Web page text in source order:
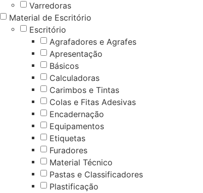
Varredoras
Material de Escritório
Escritório
Agrafadores e Agrafes
Apresentação
Básicos
Calculadoras
Carimbos e Tintas
Colas e Fitas Adesivas
Encadernação
Equipamentos
Etiquetas
Furadores
Material Técnico
Pastas e Classificadores
Plastificação